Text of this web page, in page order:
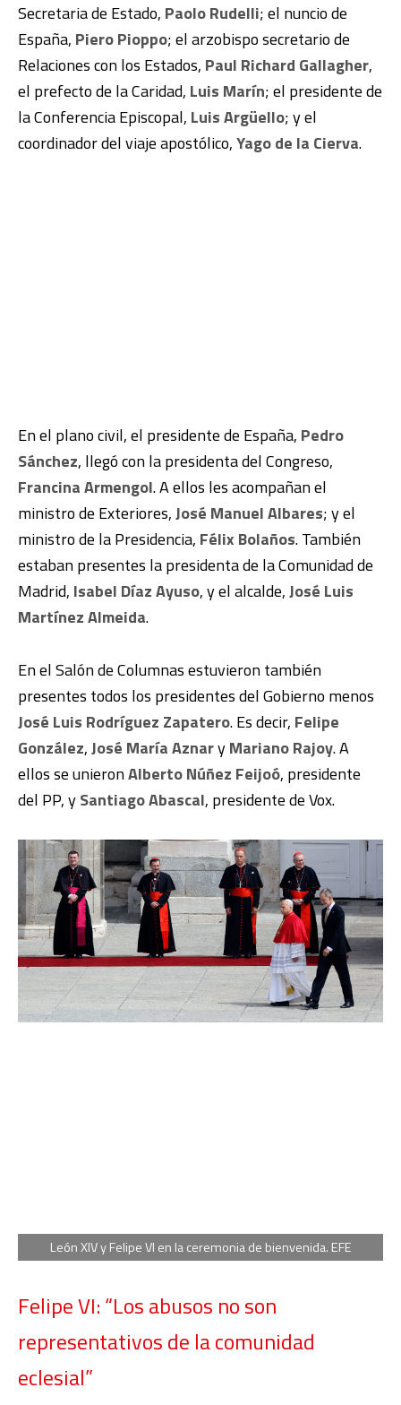
Secretaria de Estado, Paolo Rudelli; el nuncio de
España, Piero Pioppo; el arzobispo secretario de
Relaciones con los Estados, Paul Richard Gallagher,
el prefecto de la Caridad, Luis Marín; el presidente de
la Conferencia Episcopal, Luis Argüello; y el
coordinador del viaje apostólico,Yago de la Cierva.
En el plano civil, el presidente de España, Pedro
Sánchez, llegó con la presidenta del Congreso,
Francina Armengol. A ellos les acompañan el
ministro de Exteriores,José Manuel Albares; y el
ministro de la Presidencia, Félix Bolaños. También
estaban presentes la presidenta de la Comunidad de
Madrid, Isabel Díaz Ayuso, y el alcalde,José Luis
Martínez Almeida.
En el Salón de Columnas estuvieron también
presentes todos los presidentes del Gobierno menos
José Luis Rodríguez Zapatero. Es decir, Felipe
González,José María AznaryMariano Rajoy. A
ellos se unieronAlberto Núñez Feijoó, presidente
del PP, ySantiago Abascal, presidente de Vox.
León XIV y Felipe VI en la ceremonia de bienvenida. EFE
Felipe VI: “Los abusos no son
representativos de la comunidad
eclesial”